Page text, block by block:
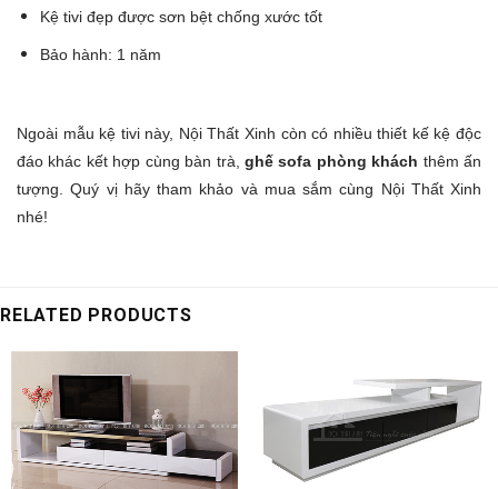
Kệ tivi đẹp được sơn bệt chống xước tốt
Bảo hành: 1 năm
Ngoài mẫu kệ tivi này, Nội Thất Xinh còn có nhiều thiết kế kệ độc
đáo khác kết hợp cùng bàn trà, ghế sofa phòng khách thêm ấn
tượng. Quý vị hãy tham khảo và mua sắm cùng Nội Thất Xinh
nhé!
RELATED PRODUCTS